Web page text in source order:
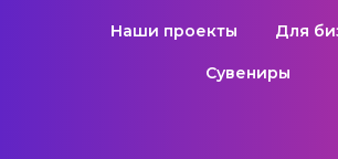
Наши проекты Для
Сувениры